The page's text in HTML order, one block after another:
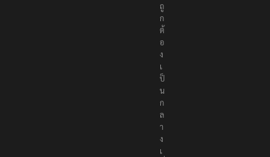
ถู
ก
ต้
อ
ง
เ
ป็
น
ก
ล
า
ง
เ